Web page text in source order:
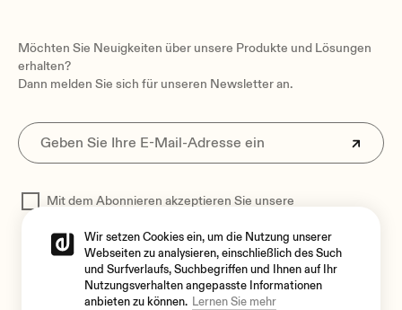
Möchten Sie Neuigkeiten über unsere Produkte und Lösungen
erhalten?
Dann melden Sie sich für unseren Newsletter an.
Mit dem Abonnieren akzeptieren Sie unsere
Wir setzen Cookies ein, um die Nutzung unserer
Webseiten zu analysieren, einschließlich des Such
und Surfverlaufs, Suchbegriffen und Ihnen auf Ihr
Nutzungsverhalten angepasste Informationen
anbieten zu können. Lernen Sie mehr